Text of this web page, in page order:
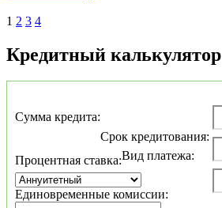
1 2 3 4
Кредитный калькулятор
Сумма кредита:
Срок кредитования:
Процентная ставка:Вид платежа:
Единовременные комиссии: